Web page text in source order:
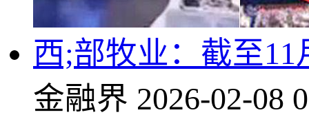
西;部牧业：截至11
金融界 2026-02-08